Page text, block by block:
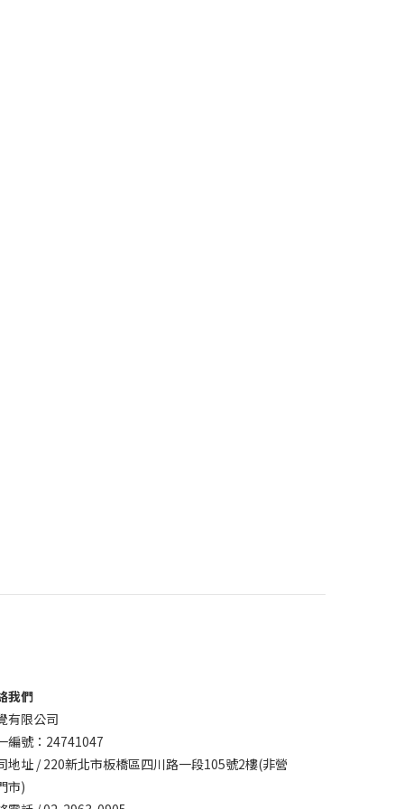
我們
有限公司
編號：24741047
地址 / 220新北市板橋區四川路一段105號2樓(非營
市)